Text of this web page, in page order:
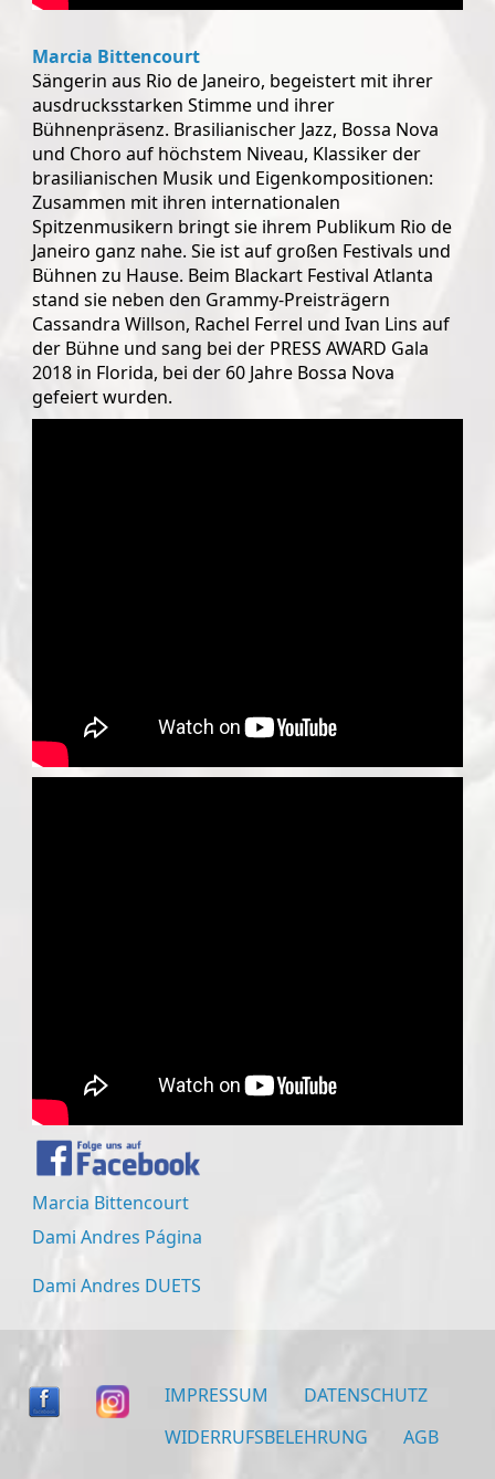
Marcia Bittencourt
Sängerin aus Rio de Janeiro, begeistert mit ihrer
ausdrucksstarken Stimme und ihrer
Bühnenpräsenz. Brasilianischer Jazz, Bossa Nova
und Choro auf höchstem Niveau, Klassiker der
brasilianischen Musik und Eigenkompositionen:
Zusammen mit ihren internationalen
Spitzenmusikern bringt sie ihrem Publikum Rio de
Janeiro ganz nahe. Sie ist auf großen Festivals und
Bühnen zu Hause. Beim Blackart Festival Atlanta
stand sie neben den Grammy-Preisträgern
Cassandra Willson, Rachel Ferrel und Ivan Lins auf
der Bühne und sang bei der PRESS AWARD Gala
2018 in Florida, bei der 60 Jahre Bossa Nova
gefeiert wurden.
Marcia Bittencourt
Dami Andres Página
Dami Andres DUETS
IMPRESSUM
DATENSCHUTZ
WIDERRUFSBELEHRUNG
AGB